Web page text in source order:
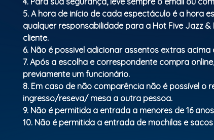
5. A hora de início de cada espectáculo é a hora
qualquer responsabilidade para a Hot Five Jazz
cliente.
6. Não é possivel adicionar assentos extras
7. Após a escolha e correspondente compra
previamente um funcionário.
8. Em caso de não comparência não é possível
ingresso/reseva/ mesa a outra pessoa.
9. Não é permitida a entrada a menores de 16 anos
10. Não é permitida a entrada de mochilas e